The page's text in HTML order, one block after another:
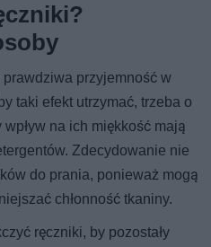
przyjemność w
taki efekt utrzymać, trzeba o
na ich miękkość mają
Zdecydowanie nie
do prania, ponieważ mogą
chłonność tkaniny.
ręczniki, by pozostały